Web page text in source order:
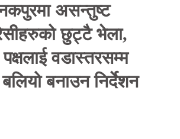
असन्तुष्ट
छुट्टै भेला,
वडास्तरसम्म
बनाउन निर्देशन